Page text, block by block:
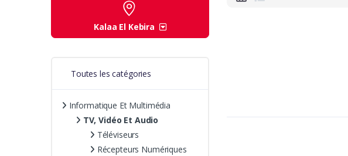
Kalaa El Kebira
Toutes les catégories
Informatique Et Multimédia
TV, Vidéo Et Audio
Téléviseurs
Récepteurs Numériques